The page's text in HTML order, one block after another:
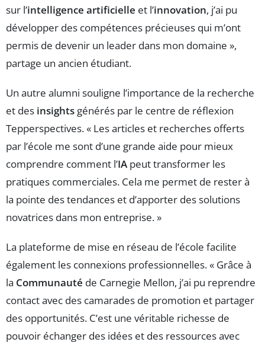
sur l’intelligence artificielle et l’innovation, j’ai pu
développer des compétences précieuses qui m’ont
permis de devenir un leader dans mon domaine »,
partage un ancien étudiant.
Un autre alumni souligne l’importance de la recherche
et des insights générés par le centre de réflexion
Tepperspectives. « Les articles et recherches offerts
par l’école me sont d’une grande aide pour mieux
comprendre comment l’IA peut transformer les
pratiques commerciales. Cela me permet de rester à
la pointe des tendances et d’apporter des solutions
novatrices dans mon entreprise. »
La plateforme de mise en réseau de l’école facilite
également les connexions professionnelles. « Grâce à
la Communauté de Carnegie Mellon, j’ai pu reprendre
contact avec des camarades de promotion et partager
des opportunités. C’est une véritable richesse de
pouvoir échanger des idées et des ressources avec